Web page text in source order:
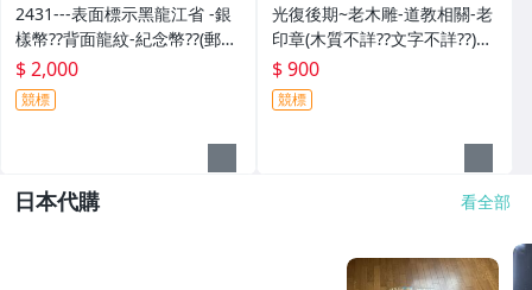
2431---表面標示黑龍江省 -銀
樣幣??背面龍紋-紀念幣??(郵寄
免運費)
$ 2,000
競標
光復後期~老木雕-道教相關-老
印章(木質不詳??文字不詳??)歷
史民俗文物??(郵寄免運費)
$ 900
競標
日本代購 看全部